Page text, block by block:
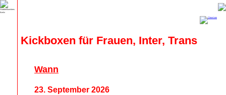
Kickboxen für Frauen, Inter, Trans
Wann
23. September 2026